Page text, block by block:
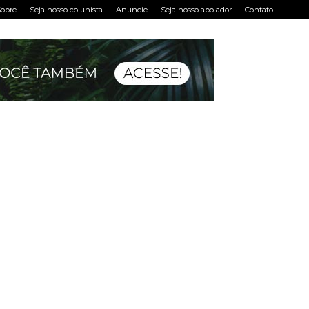
Seja nosso colunista Anuncie Seja nosso apoiador Contato